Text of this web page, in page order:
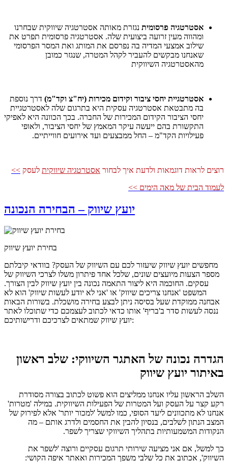
אסטרטגיה פרסומית נגזרת מאותה אסטרטגיה שיווקית שבחרנו
ומהווה מעין זרועה ביצועית שלה. אסטרטגיה פרסומית תפרט את
שילוב אמצעי המדיה בה נפרסם את המותג ואת המסר הפרסומי
שאנחנו מבקשים להעביר לקהל המטרה, שנגזר כמובן
מהאסטרטגיה השיווקית
אסטרטגיית יחסי ציבור וקידום מכירות (יח"צ וקד"מ) דרך נוספת
בה מתבטאת אסטרטגיה עסקית היא בתרגום שלה לאסטרטגיית
יחסי הציבור הקידום המכירות של החברה. בכך הכוונה היא לאפיקי
התקשורת בהם ייעשה עיקר המאמץ של יחסי הציבור, ולאופי
פעילויות הקד"מ – החל ממבצעים ועד אירועים חווייתיים.
רוצים לראות דוגמאות ולדעת איך לבחור אסטרטגיה שיווקית לעסק >>
לעמוד הבית של מאה הימים >>
יועץ שיווק – הבחירה הנכונה
בחירת יועץ שיווק
מחפשים יועץ שיווק שיעזור לכם עם השיווק של העסק? בוודאי קיבלתם
מספר הצעות מיועצים שונים, שלכל אחד פיתרון משלו לצרכי השיווק של
עסקים. החוכמה היא ליצור התאמה נכונה בין יועץ שיווק לבין הצורך.
המשפט 'אנחנו צריכים שיווק' או 'אני לא יודע לעשות שיווק' הוא לא
אבחנה ממוקדת שעל בסיסה ניתן לבצע בחירה מושכלת. בשורות הבאות
ננסה לעשות סדר ב'בריף' אותו כדאי לכתוב לעצמכם כדי שתוכלו לאתר
יועץ שיווק שמתאים לצרכיכם ודרישותיכם:
הגדרה נכונה של האתגר השיווקי: שלב ראשון
באיתור יועץ שיווק
השלב הראשון עליו אנחנו ממליצים הוא פשוט לכתוב בצורה מסודרת
רקע קצר על העסק ועל המטרות של הפעילות השיווקית. במילה 'מטרות'
אנחנו לא מתכוונים ליעד הסופי, כמו למשל 'למכור יותר' אלא לפירוק של
המצב הנתון לשלבים, בנסיון להבין את החסמים ולדרג אותם – מה
הנקודות המשמעותיות בתהליך השיווקי שצריך לשפר.
כך למשל, אם אני מציעה שירותי תרגום עסקיים ורוצה 'לשפר את
השיווק', אכתוב את כל שלבי משפך המכירות ואאתר איפה הקושי: